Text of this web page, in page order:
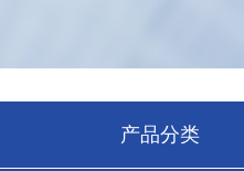
产品分类